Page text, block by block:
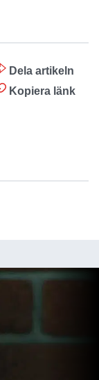
Dela artikeln
Kopiera länk